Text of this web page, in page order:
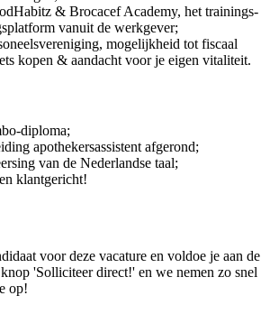
& Brocacef Academy, het trainings-
vanuit de werkgever;
mogelijkheid tot fiscaal
kopen & aandacht voor je eigen vitaliteit.
diploma;
apothekersassistent afgerond;
van de Nederlandse taal;
klantgericht!
voor deze vacature en voldoe je aan de
'Solliciteer direct!' en we nemen zo snel
op!